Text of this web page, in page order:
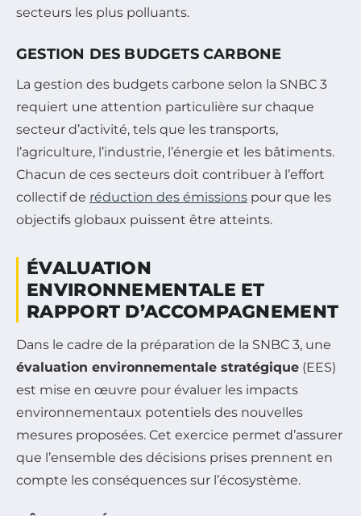
secteurs les plus polluants.
GESTION DES BUDGETS CARBONE
La gestion des budgets carbone selon la SNBC 3
requiert une attention particulière sur chaque
secteur d’activité, tels que les transports,
l’agriculture, l’industrie, l’énergie et les bâtiments.
Chacun de ces secteurs doit contribuer à l’effort
collectif de réduction des émissions pour que les
objectifs globaux puissent être atteints.
ÉVALUATION
ENVIRONNEMENTALE ET
RAPPORT D’ACCOMPAGNEMENT
Dans le cadre de la préparation de la SNBC 3, une
évaluation environnementale stratégique (EES)
est mise en œuvre pour évaluer les impacts
environnementaux potentiels des nouvelles
mesures proposées. Cet exercice permet d’assurer
que l’ensemble des décisions prises prennent en
compte les conséquences sur l’écosystème.